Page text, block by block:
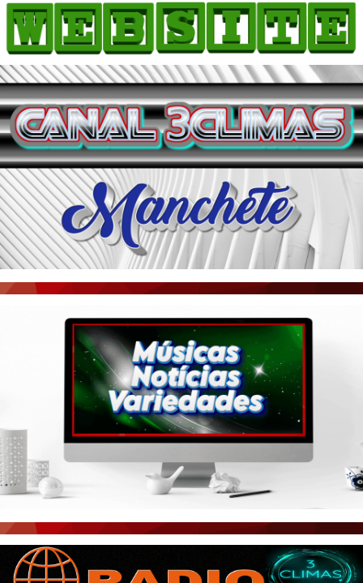
HOME
COMO ANUNCIAR
JORNAIS DO BRASIL
PODCAST/NOTÍCIAS
AS NOTÍCIAS DO DIA
ACONTECEU...VIROU MANCHETE!
BLOGS & COLUNAS
AGÊNCIA DE NOTÍCIAS
CNN BRASIL
PORTAL CEARÁ
ÚLTIMAS POSTAGENS
BOAS NOTÍCIAS...VIRAM MANCHETE!
CEARÁ BRASIL NOTÍCIAS
CEARÁ BRASIL MUNDO 1